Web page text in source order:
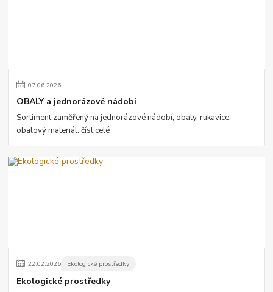
07.06.2026
OBALY a jednorázové nádobí
Sortiment zaměřený na jednorázové nádobí, obaly, rukavice,
obalový materiál.číst celé
22.02.2026 Ekologické prostředky
Ekologické prostředky